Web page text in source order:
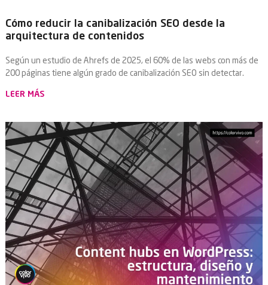
Cómo reducir la canibalización SEO desde la
arquitectura de contenidos
Según un estudio de Ahrefs de 2025, el 60% de las webs con más de
200 páginas tiene algún grado de canibalización SEO sin detectar.
LEER MÁS